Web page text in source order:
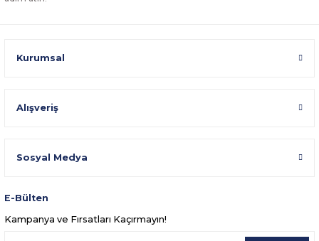
Kurumsal
Alışveriş
Sosyal Medya
E-Bülten
Kampanya ve Fırsatları Kaçırmayın!